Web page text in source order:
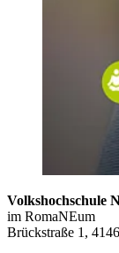
Volkshochschule
im RomaNEum
Brückstraße 1,